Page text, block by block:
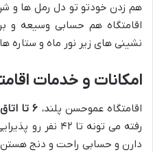
هم زدن خودتو تو دل رمل ها و
اقامتگاه هم حسابی وسیعه و
نشینی های زیر نور ماه و ستاره
امکانات و خدمات
اقامتگاه عموحسن پلند، ۶ تا اتاق کف خواب سنتی
رفته می تونه تا
دارن و حسابی راحت و دنج هستن.